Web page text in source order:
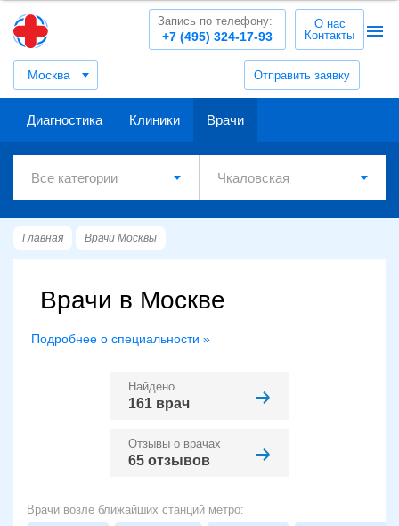
Москва Отправить заявку
+7 (495) 324-17-93
Запись по телефону:
О нас
Контакты
Диагностика Клиники Врачи
Главная Врачи Москвы
Врачи в Москве
Подробнее о специальности »
Найдено
161 врач
Отзывы о врачах
65 отзывов
Врачи возле ближайших станций метро: